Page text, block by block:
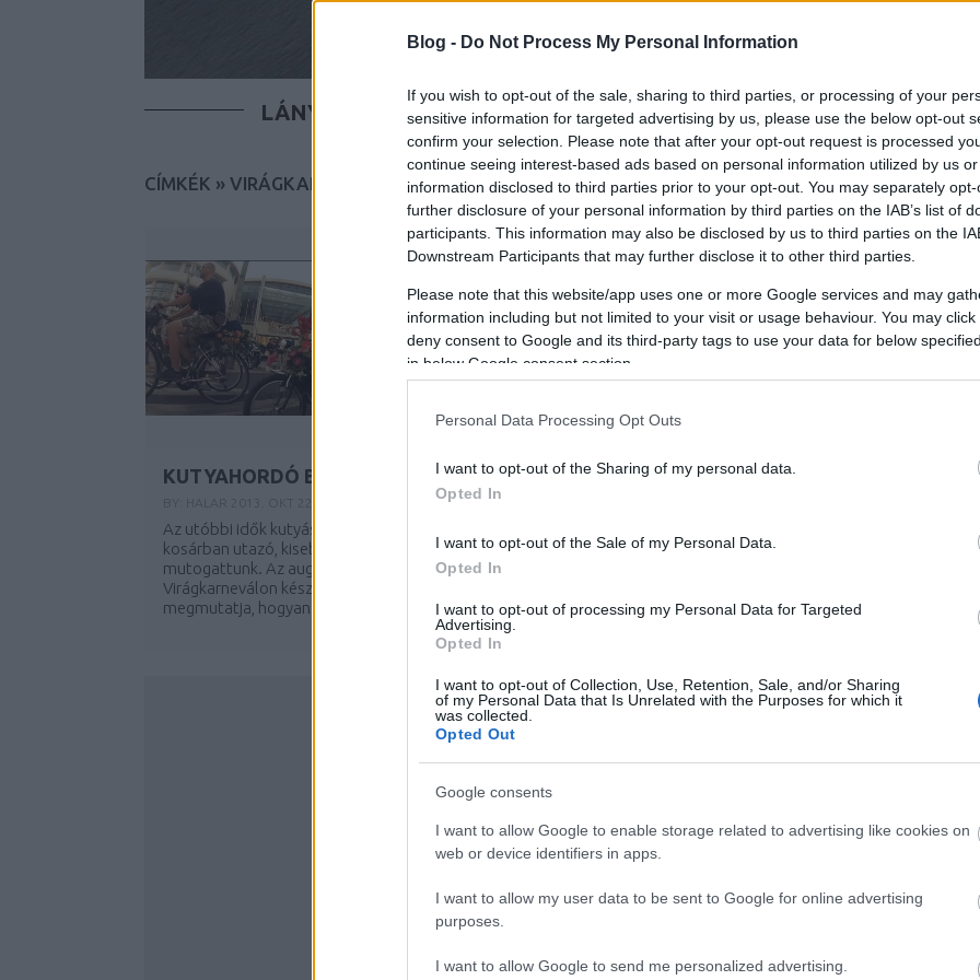
Blog - Do Not Process My Personal Information
If you wish to opt-out of the sale, sharing to third parties, or processing of your
sensitive information for targeted advertising by us, please use the below opt-out
confirm your selection. Please note that after your opt-out request is processed
continue seeing interest-based ads based on personal information utilized by us
information disclosed to third parties prior to your opt-out. You may separately
further disclosure of your personal information by third parties on the IAB’s list of
participants. This information may also be disclosed by us to third parties on the
Downstream Participants that may further disclose it to other third parties.
Please note that this website/app uses one or more Google services and may
information including but not limited to your visit or usage behaviour. You may
deny consent to Google and its third-party tags to use your data for below
in below Google consent section.
Personal Data Processing Opt Outs
I want to opt-out of the Sharing of my personal data.
Opted In
I want to opt-out of the Sale of my Personal Data.
Opted In
I want to opt-out of processing my Personal Data for Targeted
Advertising.
Opted In
I want to opt-out of Collection, Use, Retention, Sale, and/or Sharing
of my Personal Data that Is Unrelated with the Purposes for which it
was collected.
Opted Out
Google consents
I want to allow Google to enable storage related to advertising like cookies on
web or device identifiers in apps.
I want to allow my user data to be sent to Google for online advertising
purposes.
I want to allow Google to send me personalized advertising.
LÁNYOK FIÚK TIPPEK GYEREKKEL SZOKNYÁBAN
KÜLDJ FOTÓT
CÍMKÉK » VIRÁGKARNEVÁL
KUTYAHORDÓ BICAJOZÁS
Az utóbbi idők kutyás posztjaiban általában
kosárban utazó, kisebb állatkákat
mutogattunk. Az augusztusi debreceni
Virágkarneválon készült videó viszont
megmutatja, hogyan szállítsunk nagyobb...
A bicikli nem egyszerűen közlekedési eszköz,
hanem egy igazi stíluselem. Nem kér
hiszen maga öltöztet. És még a városokat is
-